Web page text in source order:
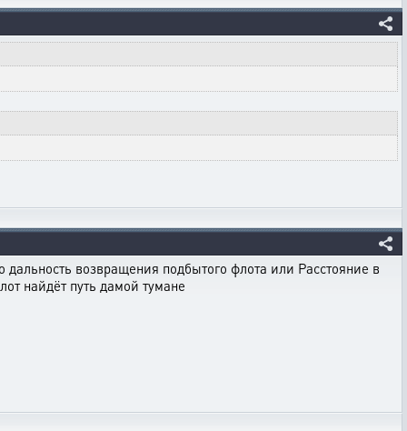
дальность возвращения подбытого флота или Расстояние в
найдёт путь дамой тумане